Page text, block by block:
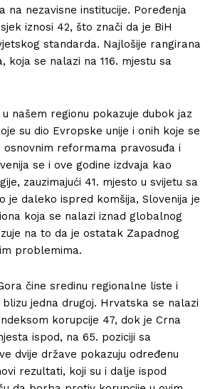
na nezavisne institucije. Poređenja
iznosi 42, što znači da je BiH
standarda. Najlošije rangirana
koja se nalazi na 116. mjestu sa
našem regionu pokazuje dubok jaz
su dio Evropske unije i onih koje se
osnovnim reformama pravosuđa i
se i ove godine izdvaja kao
zauzimajući 41. mjesto u svijetu sa
je daleko ispred komšija, Slovenija je
koja se nalazi iznad globalnog
na to da je ostatak Zapadnog
problemima.
čine sredinu regionalne liste i
jedna drugoj. Hrvatska se nalazi
korupcije 47, dok je Crna
ispod, na 65. poziciji sa
dvije države pokazuju određenu
rezultati, koji su i dalje ispod